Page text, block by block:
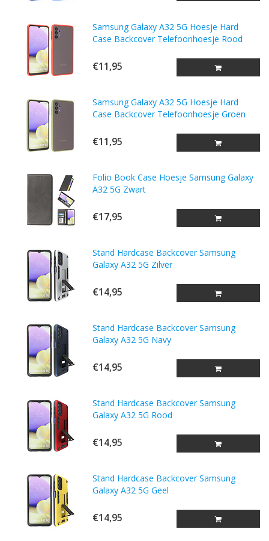
Samsung Galaxy A32 5G Hoesje Hard
Case Backcover Telefoonhoesje Rood
€11,95
Samsung Galaxy A32 5G Hoesje Hard
Case Backcover Telefoonhoesje Groen
€11,95
Folio Book Case Hoesje Samsung Galaxy
A32 5G Zwart
€17,95
Stand Hardcase Backcover Samsung
Galaxy A32 5G Zilver
€14,95
Stand Hardcase Backcover Samsung
Galaxy A32 5G Navy
€14,95
Stand Hardcase Backcover Samsung
Galaxy A32 5G Rood
€14,95
Stand Hardcase Backcover Samsung
Galaxy A32 5G Geel
€14,95